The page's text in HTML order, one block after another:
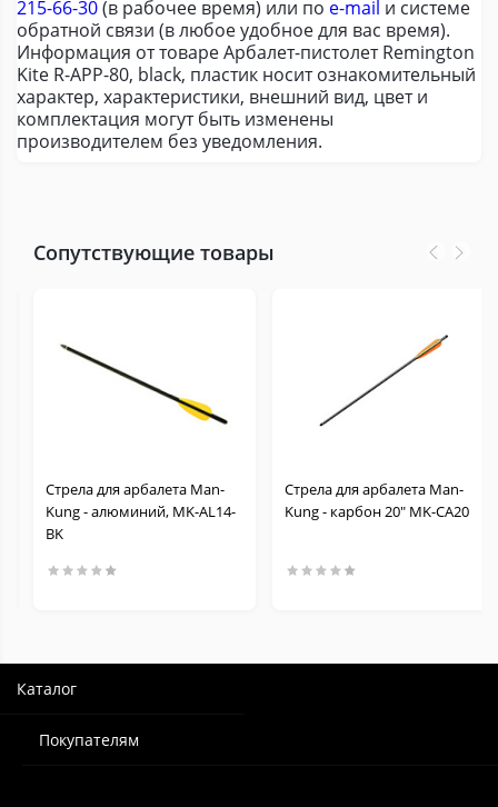
215-66-30(в рабочее время) или по e-mail и системе
обратной связи (в любое удобное для вас время).
Информация от товаре Арбалет-пистолет Remington
Kite R-APP-80, black, пластик носит ознакомительный
характер, характеристики, внешний вид, цвет и
комплектация могут быть изменены
производителем без уведомления.
Сопутствующие товары
Стрела для арбалета Man-
Kung - алюминий, MK-AL14-
BK
Стрела для арбалета Man-
Kung - карбон 20" MK-CA20
Каталог
Покупателям